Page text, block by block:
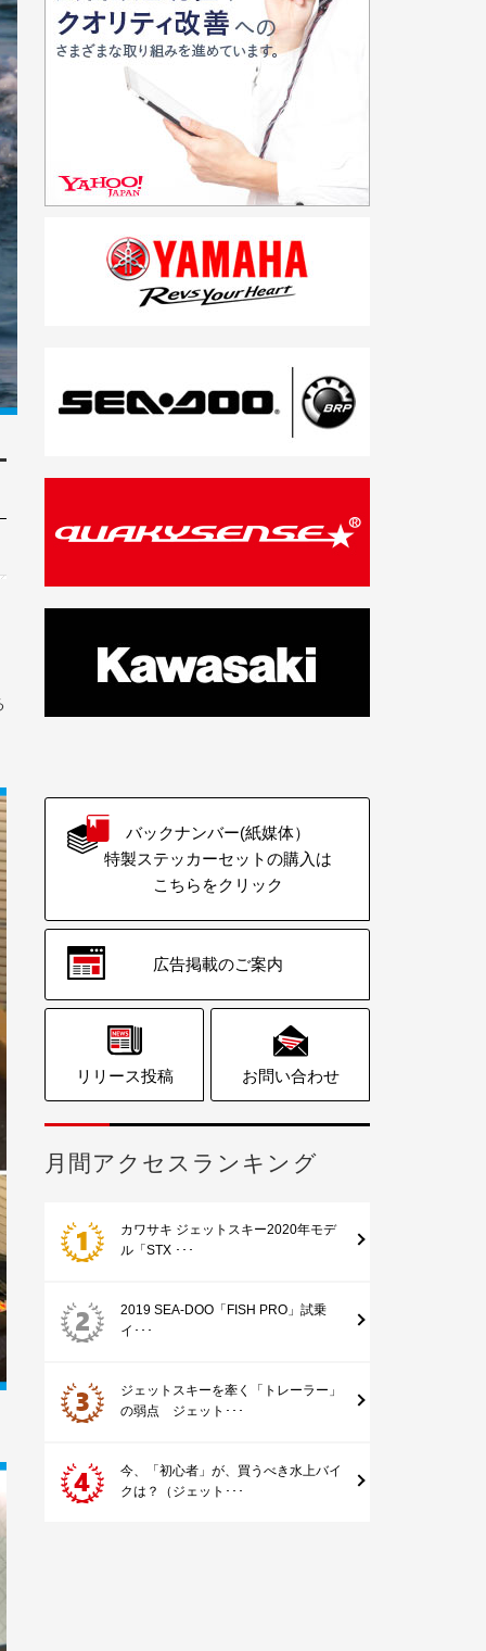
バックナンバー(紙媒体）
特製ステッカーセットの購入は
こちらをクリック
広告掲載のご案内
リリース投稿 お問い合わせ
月間アクセスランキング
カワサキ ジェットスキー2020年モデ
ル「STX ･･･
2019 SEA-DOO「FISH PRO」試乗
イ･･･
ジェットスキーを牽く「トレーラー」
の弱点 ジェット･･･
今、「初心者」が、買うべき水上バイ
クは？（ジェット･･･